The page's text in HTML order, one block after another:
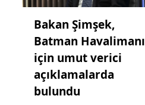
Bakan Şimşek,
Batman Havalimanı
için umut verici
açıklamalarda
bulundu